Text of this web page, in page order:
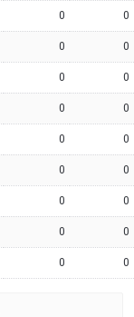
0 0
0 0
0 0
0 0
0 0
0 0
0 0
0 0
0 0